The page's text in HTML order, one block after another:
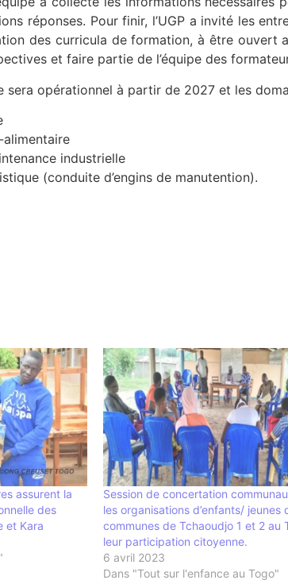
réponses. Pour finir, l’UGP a invité les
des curricula de formation, à être
et faire partie de l’équipe des
sera opérationnel à partir de 2027 et les
alimentaire
industrielle
(conduite d’engins de manutention).
assurent la
des
et Kara
Session de concertation
les organisations d’enfants/ jeunes
communes de Tchaoudjo 1 et 2 au
leur participation citoyenne.
6 avril 2023
Dans "Tout sur l'enfance au Togo"